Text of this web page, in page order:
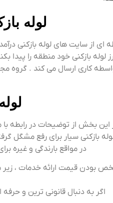
لوله
ای از سایت های لوله بازکنی
لوله بازکنی خود منطقه را پیدا
کاری ارسال می کند . گروه
این بخش از توضیحات در رابطه با
لوله بازکنی سیار برای رفع
در مواقع بارندگی و غیره
بودن قیمت ارائه خدمات ، زیر
اگر به دنبال قانونی ترین و